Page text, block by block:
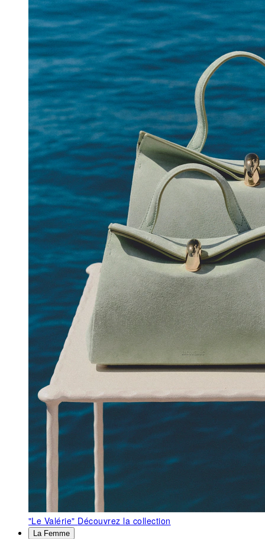
"Le Valérie" Découvrez la collection
La Femme